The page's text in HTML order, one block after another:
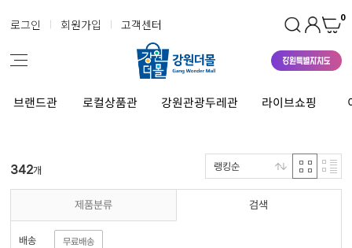
로그인 회원가입 고객센터 0
브랜드관 로컬상품관 강원관광두레관 라이브쇼핑
제품분류 검색
배송 무료배송
342개 랭킹순